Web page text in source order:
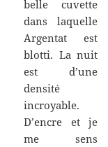
belle cuvette
dans laquelle
Argentat est
blotti. La nuit
est d’une
densité
incroyable.
D’encre et je
me sens